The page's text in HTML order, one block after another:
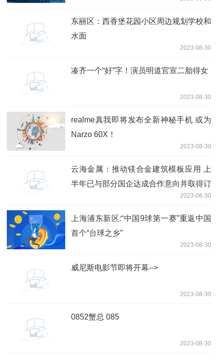
东丽区：西香堡花园小区周边规划学校和
水面
2023-08-30
凑齐一个“好”字！演员明道官宣二胎得女
2023-08-30
realme真我即将发布全新神秘手机 或为
Narzo 60X！
2023-08-30
云海金属：推动镁合金建筑模板应用 上
半年已与部分国企达成合作意向并取得订
2023-08-30
上海浦东新区:“中国9球第一赛”重返中国
首个“台球之乡”
2023-08-30
威尼斯电影节即将开幕-->
2023-08-30
0852蟹总 085
2023-08-30